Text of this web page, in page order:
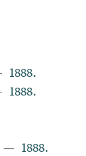
1888.
1888.
1888.